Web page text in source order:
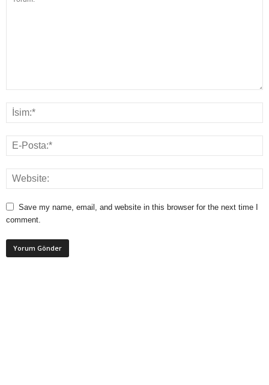
Save my name, email, and website in this browser for the next time I
comment.